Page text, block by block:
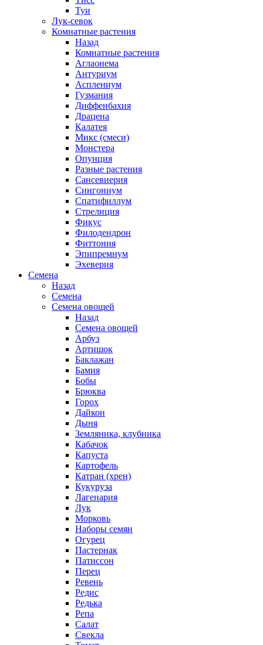
Туи
Лук-севок
Комнатные растения
Назад
Комнатные растения
Аглаонема
Антуриум
Асплениум
Гузмания
Диффенбахия
Драцена
Калатея
Микс (смеси)
Монстера
Опунция
Разные растения
Сансевиерия
Сингониум
Спатифиллум
Стрелиция
Фикус
Филодендрон
Фиттония
Эпипремнум
Эхеверия
Семена
Назад
Семена
Семена овощей
Назад
Семена овощей
Арбуз
Артишок
Баклажан
Бамия
Бобы
Брюква
Горох
Дайкон
Дыня
Земляника, клубника
Кабачок
Капуста
Картофель
Катран (хрен)
Кукуруза
Лагенария
Лук
Морковь
Наборы семян
Огурец
Пастернак
Патиссон
Перец
Ревень
Редис
Редька
Репа
Салат
Свекла